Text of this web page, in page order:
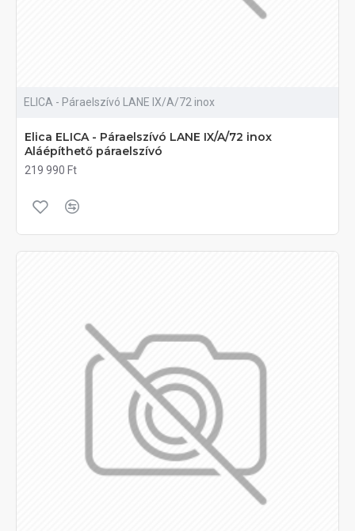
ELICA - Páraelszívó LANE IX/A/72 inox
Elica ELICA - Páraelszívó LANE IX/A/72 inox
Aláépíthető páraelszívó
219 990 Ft